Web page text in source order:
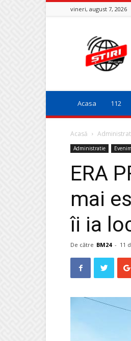
vineri, august 7, 2026
Baia
Mare
24
Acasa 112
Acasă
Administratie
ERA
mai
îi ia
De către BM24 - 11